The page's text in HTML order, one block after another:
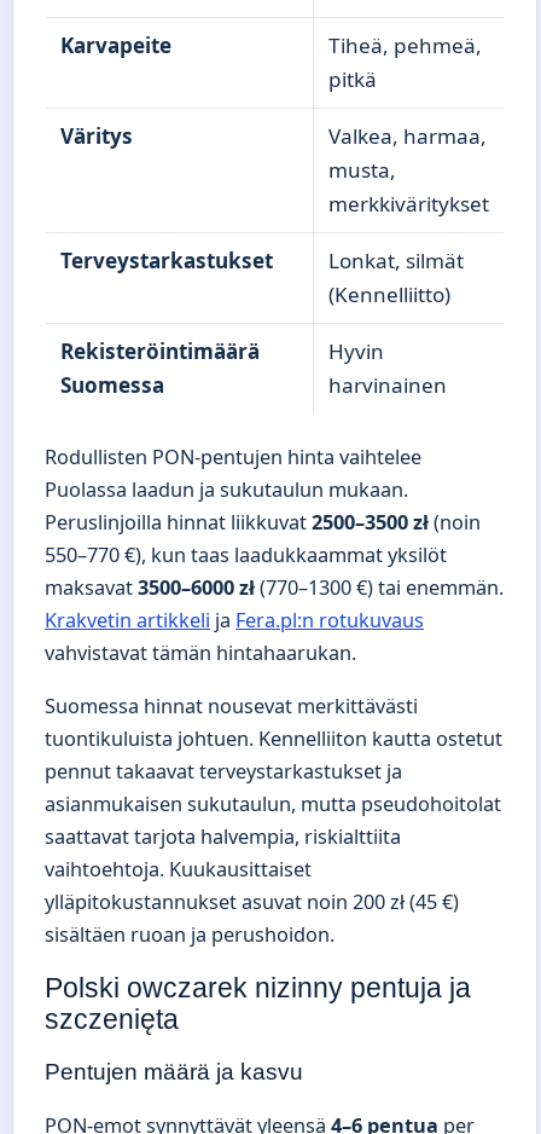
Karvapeite
Tiheä, pehmeä,
pitkä
Väritys
Valkea, harmaa,
musta,
merkkiväritykset
Terveystarkastukset
Lonkat, silmät
(Kennelliitto)
Rekisteröintimäärä
Suomessa
Hyvin
harvinainen
Rodullisten PON-pentujen hinta vaihtelee
Puolassa laadun ja sukutaulun mukaan.
Peruslinjoilla hinnat liikkuvat2500–3500 zł(noin
550–770 €), kun taas laadukkaammat yksilöt
maksavat3500–6000 zł(770–1300 €) tai enemmän.
Krakvetin artikkeli ja Fera.pl:n rotukuvaus
vahvistavat tämän hintahaarukan.
Suomessa hinnat nousevat merkittävästi
tuontikuluista johtuen. Kennelliiton kautta ostetut
pennut takaavat terveystarkastukset ja
asianmukaisen sukutaulun, mutta pseudohoitolat
saattavat tarjota halvempia, riskialttiita
vaihtoehtoja. Kuukausittaiset
ylläpitokustannukset asuvat noin 200 zł (45 €)
sisältäen ruoan ja perushoidon.
Polski owczarek nizinny pentuja ja
szczenięta
Pentujen määrä ja kasvu
PON-emot synnyttävät yleensä 4–6 pentua per